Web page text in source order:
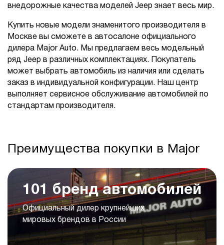
внедорожные качества моделей Jeep знает весь мир.
Купить новые модели знаменитого производителя в
Москве вы сможете в автосалоне официального
дилера Major Auto. Мы предлагаем весь модельный
ряд Jeep в различных комплектациях. Покупатель
может выбрать автомобиль из наличия или сделать
заказ в индивидуальной конфигурации. Наш центр
выполняет сервисное обслуживание автомобилей по
стандартам производителя.
Преимущества покупки в Major
101 бренд автомобилей
Официальный дилер крупнейших
мировых брендов в России